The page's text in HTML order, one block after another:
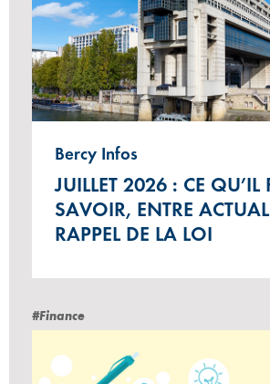
Bercy Infos
JUILLET 2026 : CE QU’IL
SAVOIR, ENTRE
RAPPEL DE LA LOI
#Finance